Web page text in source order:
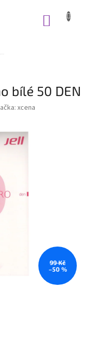
bílé 50 DEN
xcena
99 Kč
–50 %